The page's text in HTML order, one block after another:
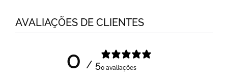
AVALIAÇÕES DE CLIENTES
0 / 50 avaliações